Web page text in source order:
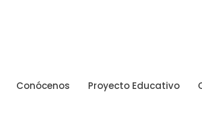
Conócenos Proyecto Educativo